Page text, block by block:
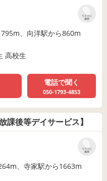
リストに
保存
、向洋駅から860m
高校生
電話で聞く
050-1793-4853
後等デイサービス】
リストに
保存
、寺家駅から1663m